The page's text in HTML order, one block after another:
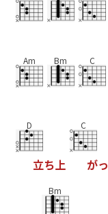
Am Bm C
D
立ち上
C
がっ
Bm